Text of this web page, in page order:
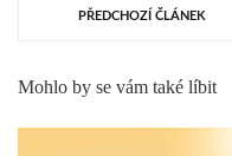
PŘEDCHOZÍ ČLÁNEK
Mohlo by se vám také líbit